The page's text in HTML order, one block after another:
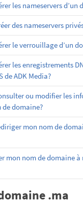
les nameservers d’un
des nameservers
le verrouillage d’un
les enregistrements
de ADK Media?
ou modifier les
domaine?
mon nom de
mon nom de domaine à
.ma